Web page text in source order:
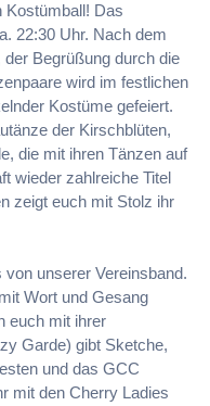
Kostümball! Das
22:30 Uhr. Nach dem
Begrüßung durch die
wird im festlichen
Kostüme gefeiert.
der Kirschblüten,
die mit ihren Tänzen auf
wieder zahlreiche Titel
zeigt euch mit Stolz ihr
unserer Vereinsband.
Wort und Gesang
euch mit ihrer
Garde) gibt Sketche,
und das GCC
mit den Cherry Ladies